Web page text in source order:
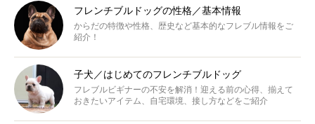
フレンチブルドッグの性格／基本情報
からだの特徴や性格、歴史など基本的なフレブル情報をご
紹介！
子犬／はじめてのフレンチブルドッグ
フレブルビギナーの不安を解消！迎える前の心得、揃えて
おきたいアイテム、自宅環境、接し方などをご紹介